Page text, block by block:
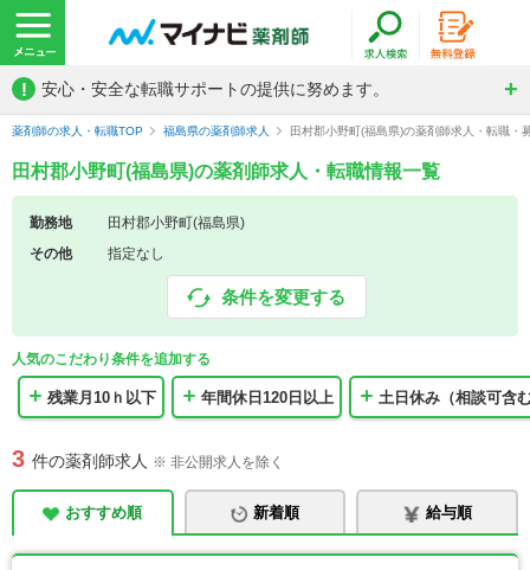
! 安心・安全な転職サポートの提供に努めます。
薬剤師の求人・転職TOP 福島県の薬剤師求人 田村郡小野町(福島県)の薬剤師求人・転職・
田村郡小野町(福島県)の薬剤師求人・転職情報一覧
勤務地
田村郡小野町(福島県)
その他
指定なし
条件を変更する
人気のこだわり条件を追加する
残業月10ｈ以下 年間休日120日以上 土日休み（相談可含
3 件の薬剤師求人 ※ 非公開求人を除く
おすすめ順 新着順 給与順